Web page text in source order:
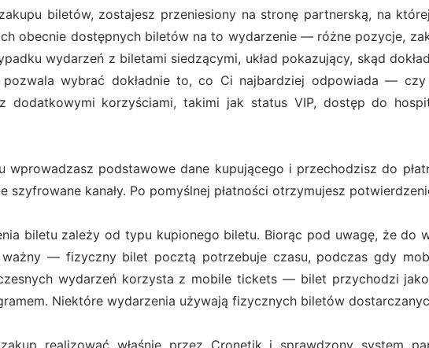
biletów, zostajesz przeniesiony na stronę partnerską, na
obecnie dostępnych biletów na to wydarzenie — różne pozycje,
wydarzeń z biletami siedzącymi, układ pokazujący, skąd
pozwala wybrać dokładnie to, co Ci najbardziej odpowiada —
dodatkowymi korzyściami, takimi jak status VIP, dostęp do
wprowadzasz podstawowe dane kupującego i przechodzisz do
szyfrowane kanały. Po pomyślnej płatności otrzymujesz
biletu zależy od typu kupionego biletu. Biorąc pod uwagę, że do
— fizyczny bilet pocztą potrzebuje czasu, podczas gdy
wydarzeń korzysta z mobile tickets — bilet przychodzi
Niektóre wydarzenia używają fizycznych biletów